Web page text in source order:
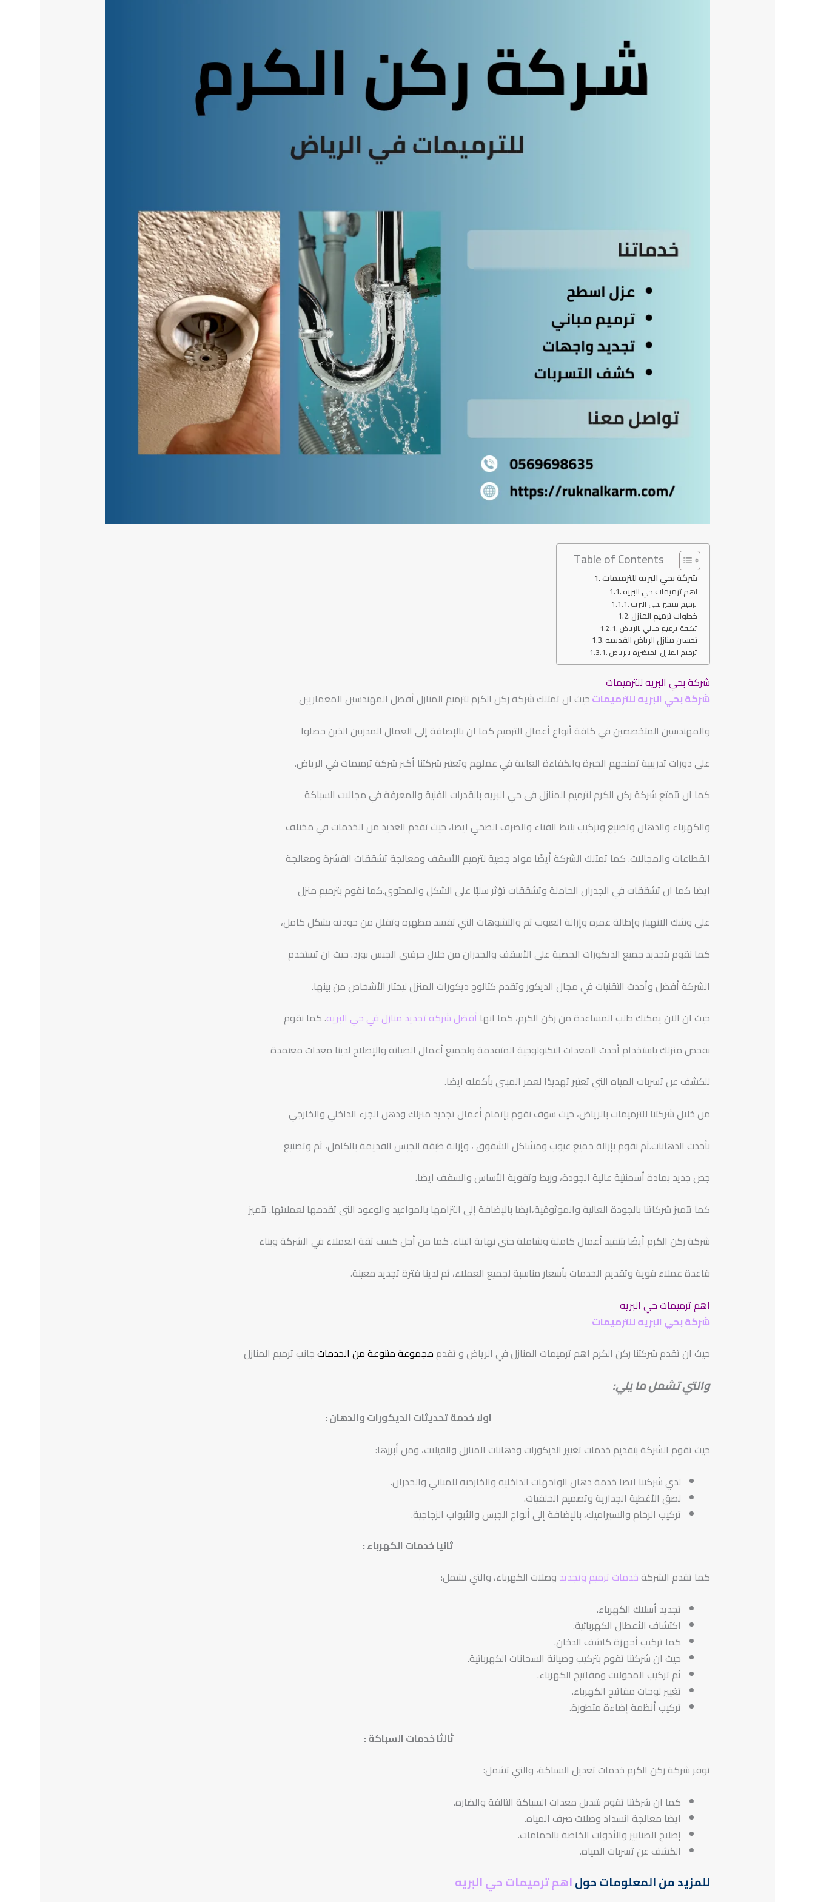
Table of Contents
شركة بحي البريه للترميمات
اهم ترميمات حي البريه
ترميم متميز بحي البريه
خطوات ترميم المنزل
تكلفة ترميم مباني بالرياض
تحسين منازل الرياض القديمه
ترميم المنازل المتضرره بالرياض
شركة بحي البريه للترميمات
شركة بحي البريه للترميماتحيث ان تمتلك شركة ركن الكرم لترميم المنازل أفضل المهندسين المعماريين
والمهندسين المتخصصين في كافة أنواع أعمال الترميم كما ان بالإضافة إلى العمال المدربين الذين حصلوا
على دورات تدريبية تمنحهم الخبرة والكفاءة العالية في عملهم وتعتبر شركتنا أكبر شركة ترميمات في الرياض.
كما ان تتمتع شركة ركن الكرم لترميم المنازل في حي البريه بالقدرات الفنية والمعرفة في مجالات السباكة
والكهرباء والدهان وتصنيع وتركيب بلاط الفناء والصرف الصحي ايضا، حيث تقدم العديد من الخدمات في مختلف
القطاعات والمجالات. كما تمتلك الشركة أيضًا مواد جصية لترميم الأسقف ومعالجة تشققات القشرة ومعالجة
ايضا كما ان تشققات في الجدران الحاملة وتشققات تؤثر سلبًا على الشكل والمحتوى.كما نقوم بترميم منزل
على وشك الانهيار وإطالة عمره وإزالة العيوب ثم والتشوهات التي تفسد مظهره وتقلل من جودته بشكل كامل،
كما نقوم بتجديد جميع الديكورات الجصية على الأسقف والجدران من خلال حرفيي الجبس بورد. حيث ان تستخدم
الشركة أفضل وأحدث التقنيات في مجال الديكور وتقدم كتالوج ديكورات المنزل ليختار الأشخاص من بينها.
حيث ان الآن يمكنك طلب المساعدة من ركن الكرم، كما انها أفضل شركة تجديد منازل في حي البريه. كما نقوم
بفحص منزلك باستخدام أحدث المعدات التكنولوجية المتقدمة ولجميع أعمال الصيانة والإصلاح لدينا معدات معتمدة
للكشف عن تسربات المياه التي تعتبر تهديدًا لعمر المبنى بأكمله ايضا.
من خلال شركتنا للترميمات بالرياض، حيث سوف نقوم بإتمام أعمال تجديد منزلك ودهن الجزء الداخلي والخارجي
بأحدث الدهانات.ثم نقوم بإزالة جميع عيوب ومشاكل الشقوق ، وإزالة طبقة الجبس القديمة بالكامل، ثم وتصنيع
جص جديد بمادة أسمنتية عالية الجودة، وربط وتقوية الأساس والسقف ايضا.
كما تتميز شركاتنا بالجودة العالية والموثوقية،ايضا بالإضافة إلى التزامها بالمواعيد والوعود التي تقدمها لعملائها. تتميز
شركة ركن الكرم أيضًا بتنفيذ أعمال كاملة وشاملة حتى نهاية البناء. كما من أجل كسب ثقة العملاء في الشركة وبناء
قاعدة عملاء قوية وتقديم الخدمات بأسعار مناسبة لجميع العملاء، ثم لدينا فترة تجديد معينة.
اهم ترميمات حي البريه
شركة بحي البريه للترميمات
حيث ان تقدم شركتنا ركن الكرم اهم ترميمات المنازل في الرياض و تقدم مجموعة متنوعة من الخدماتجانب ترميم المنازل
والتي تشمل ما يلي:
اولا خدمة تحديثات الديكورات والدهان:
حيث تقوم الشركة بتقديم خدمات تغيير الديكورات ودهانات المنازل والفيلات، ومن أبرزها:
لدي شركتنا ايضا خدمة دهان الواجهات الداخليه والخارجيه للمباني والجدران.
لصق الأغطية الجدارية وتصميم الخلفيات.
تركيب الرخام والسيراميك، بالإضافة إلى ألواح الجبس والأبواب الزجاجية.
ثانيا خدمات الكهرباء:
كما تقدم الشركة خدمات ترميم وتجديد وصلات الكهرباء، والتي تشمل:
تجديد أسلاك الكهرباء.
اكتشاف الأعطال الكهربائية.
كما تركيب أجهزة كاشف الدخان.
حيث ان شركتنا تقوم بتركيب وصيانة السخانات الكهربائية.
ثم تركيب المحولات ومفاتيح الكهرباء.
تغيير لوحات مفاتيح الكهرباء.
تركيب أنظمة إضاءة متطورة.
ثالثا خدمات السباكة:
توفر شركة ركن الكرم خدمات تعديل السباكة، والتي تشمل:
كما ان شركتنا تقوم بتبديل معدات السباكة التالفة والضاره.
ايضا معالجة انسداد وصلات صرف المياه.
إصلاح الصنابير والأدوات الخاصة بالحمامات.
الكشف عن تسربات المياه.
للمزيد من المعلومات حولاهم ترميمات حي البريه